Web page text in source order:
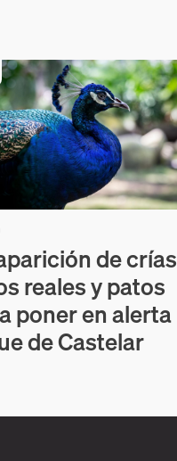
de crías
reales y patos
poner en alerta
de Castelar